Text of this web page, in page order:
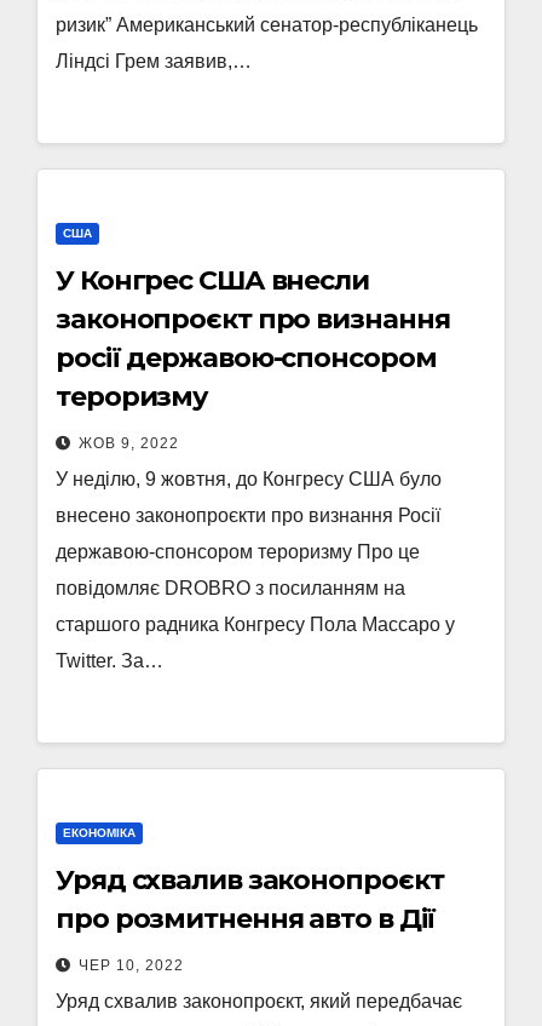
ризик” Американський сенатор-республіканець
Ліндсі Грем заявив,…
США
У Конгрес США внесли
законопроєкт про визнання
росії державою-спонсором
тероризму
ЖОВ 9, 2022
У неділю, 9 жовтня, до Конгресу США було
внесено законопроєкти про визнання Росії
державою-спонсором тероризму Про це
повідомляє DROBRO з посиланням на
старшого радника Конгресу Пола Массаро у
Twitter. За…
ЕКОНОМІКА
Уряд схвалив законопроєкт
про розмитнення авто в Дії
ЧЕР 10, 2022
Уряд схвалив законопроєкт, який передбачає